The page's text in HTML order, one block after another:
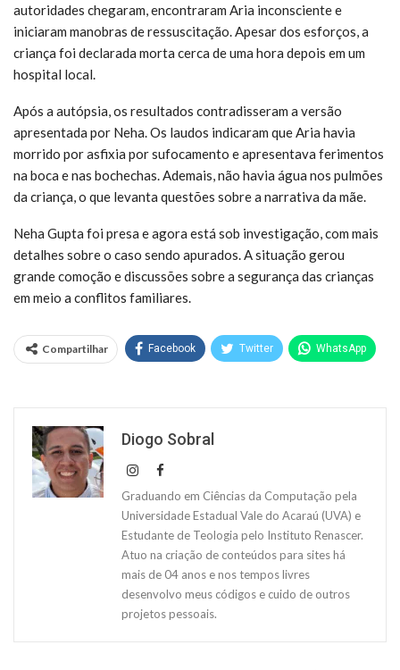
autoridades chegaram, encontraram Aria inconsciente e
iniciaram manobras de ressuscitação. Apesar dos esforços, a
criança foi declarada morta cerca de uma hora depois em um
hospital local.
Após a autópsia, os resultados contradisseram a versão
apresentada por Neha. Os laudos indicaram que Aria havia
morrido por asfixia por sufocamento e apresentava ferimentos
na boca e nas bochechas. Ademais, não havia água nos pulmões
da criança, o que levanta questões sobre a narrativa da mãe.
Neha Gupta foi presa e agora está sob investigação, com mais
detalhes sobre o caso sendo apurados. A situação gerou
grande comoção e discussões sobre a segurança das crianças
em meio a conflitos familiares.
Compartilhar Facebook Twitter WhatsApp
Diogo Sobral
Graduando em Ciências da Computação pela
Universidade Estadual Vale do Acaraú (UVA) e
Estudante de Teologia pelo Instituto Renascer.
Atuo na criação de conteúdos para sites há
mais de 04 anos e nos tempos livres
desenvolvo meus códigos e cuido de outros
projetos pessoais.